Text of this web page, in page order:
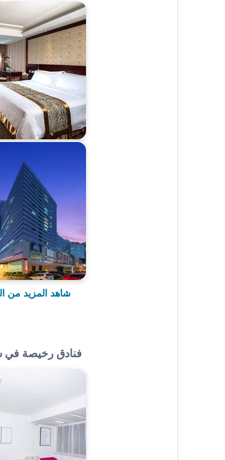
شاهد المزيد من
فنادق رخيصة في